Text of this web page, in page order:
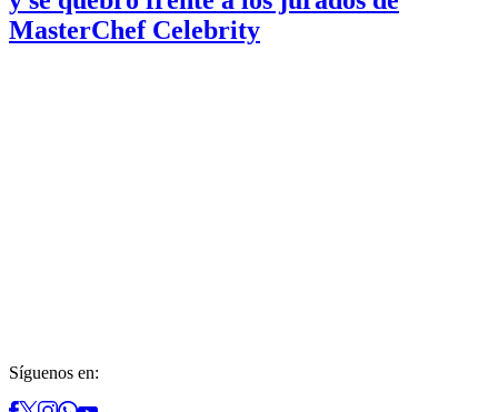
MasterChef Celebrity
Síguenos en: